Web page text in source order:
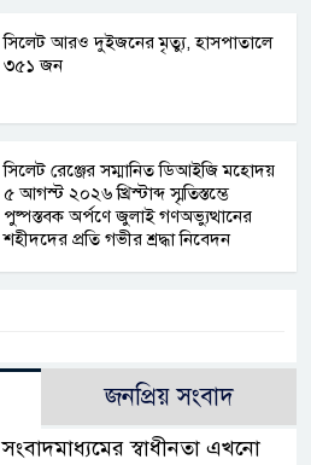
সিলেট আরও দুইজনের মৃত্যু, হাসপাতালে
৩৫১ জন
সিলেট রেঞ্জের সম্মানিত ডিআইজি মহোদয়
৫ আগস্ট ২০২৬ খ্রিস্টাব্দ স্মৃতিস্তম্ভে
পুষ্পস্তবক অর্পণে জুলাই গণঅভ্যুত্থানের
শহীদদের প্রতি গভীর শ্রদ্ধা নিবেদন
জনপ্রিয় সংবাদ
সংবাদমাধ্যমের স্বাধীনতা এখনো